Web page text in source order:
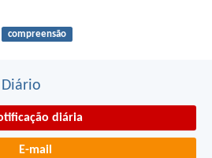
compreensão
Diário
diária
E-mail